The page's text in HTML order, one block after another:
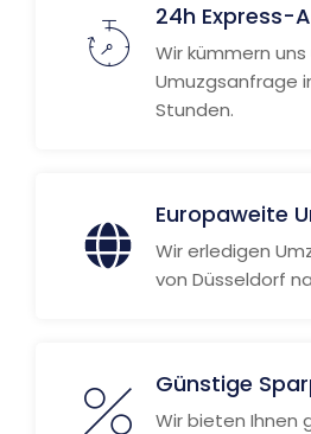
24h Express-
Wir kümmern uns
Umuzgsanfrage
Stunden.
Europaweite
Wir erledigen
von Düsseldorf
Günstige
Wir bieten Ihnen